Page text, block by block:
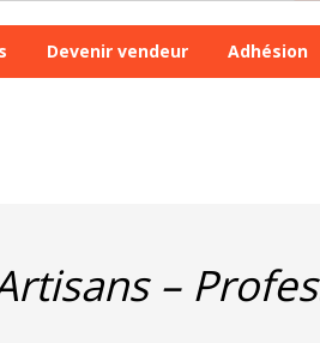
Devenir vendeur Adhésion
–